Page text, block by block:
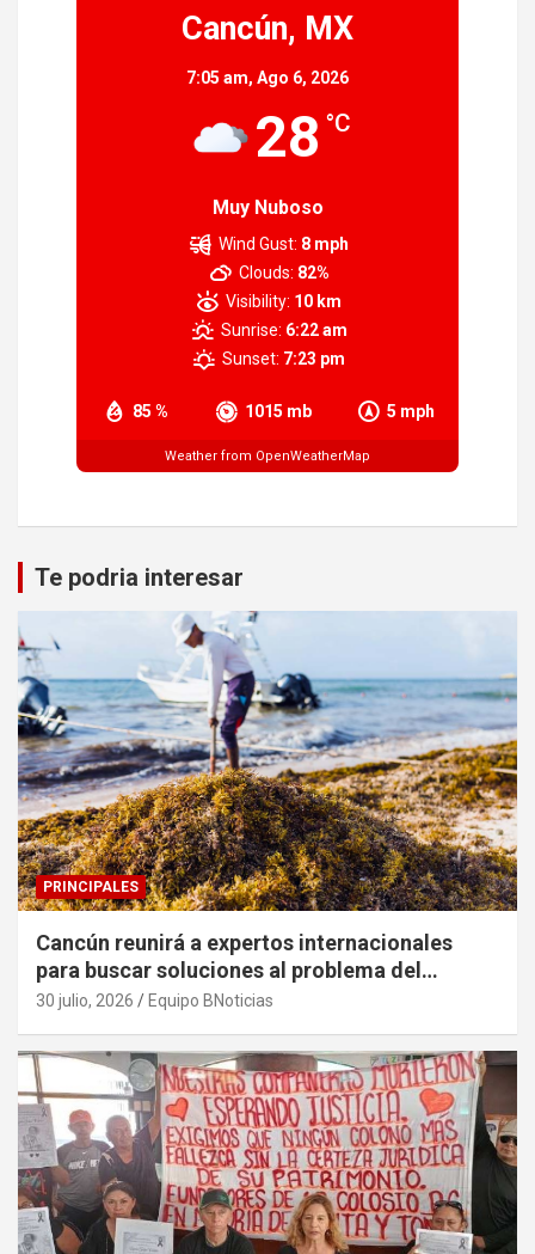
Cancún, MX
7:05 am, Ago 6, 2026
28 °C
Muy Nuboso
85 % 1015 mb 5 mph
Wind Gust: 8 mph
Clouds: 82%
Visibility: 10 km
Sunrise: 6:22 am
Sunset: 7:23 pm
Weather from OpenWeatherMap
Te podria interesar
PRINCIPALES
Cancún reunirá a expertos internacionales
para buscar soluciones al problema del
sargazo
30 julio, 2026 Equipo BNoticias